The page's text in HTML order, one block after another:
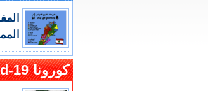
كورونا Covid-19